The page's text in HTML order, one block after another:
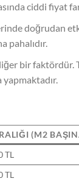
ciddi fiyat
doğrudan
pahalıdır.
bir faktördür.
(M2
TL
TL